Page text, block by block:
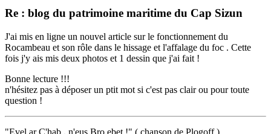
Re : blog du patrimoine maritime du Cap Sizun
J'ai mis en ligne un nouvel article sur le fonctionnement du
Rocambeau et son rôle dans le hissage et l'affalage du foc . Cette
fois j'y ais mis deux photos et 1 dessin que j'ai fait !
Bonne lecture !!!
n'hésitez pas à déposer un ptit mot si c'est pas clair ou pour toute
question !
"Evel ar C'hab , n'eus Bro ebet !" ( chanson de Plogoff )